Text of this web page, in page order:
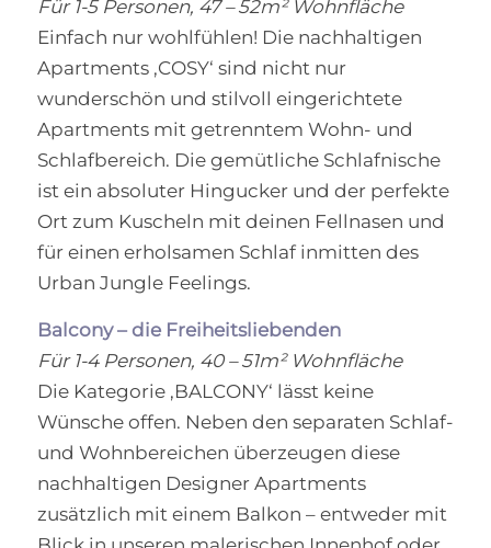
Für 1-5 Personen, 47 – 52m² Wohnfläche
Einfach nur wohlfühlen! Die nachhaltigen
Apartments ‚COSY‘ sind nicht nur
wunderschön und stilvoll eingerichtete
Apartments mit getrenntem Wohn- und
Schlafbereich. Die gemütliche Schlafnische
ist ein absoluter Hingucker und der perfekte
Ort zum Kuscheln mit deinen Fellnasen und
für einen erholsamen Schlaf inmitten des
Urban Jungle Feelings.
Balcony – die Freiheitsliebenden
Für 1-4 Personen, 40 – 51m² Wohnfläche
Die Kategorie ‚BALCONY‘ lässt keine
Wünsche offen. Neben den separaten Schlaf-
und Wohnbereichen überzeugen diese
nachhaltigen Designer Apartments
zusätzlich mit einem Balkon – entweder mit